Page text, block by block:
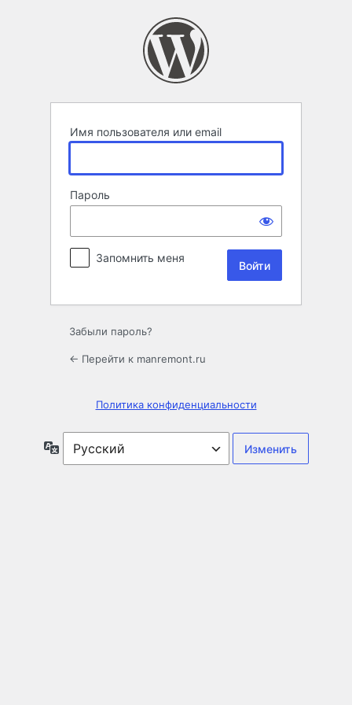
Имя пользователя или email
Пароль
Запомнить меня
Забыли пароль?
← Перейти к manremont.ru
Политика конфиденциальности
Язык